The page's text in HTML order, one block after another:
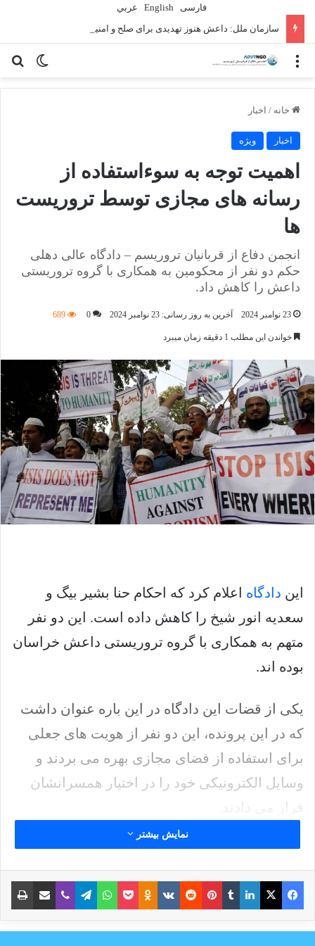
فارسی English
عربي
سازمان ملل: داعش هنوز تهدیدی برای صلح و امنیت بین‌المللی است
تغییر منو
خانه / اخبار
اخبار ویژه
اهمیت توجه به سوءاستفاده از
رسانه های مجازی توسط تروریست
ها
انجمن دفاع از قربانیان تروریسم – دادگاه عالی دهلی
حکم دو نفر از محکومین به همکاری با گروه تروریستی
داعش را کاهش داد.
23 نوامبر 2024 آخرین به روز رسانی: 23 نوامبر 2024 0
689
خواندن این مطلب 1 دقیقه زمان میبرد
این دادگاه اعلام کرد که احکام حنا بشیر بیگ و
سعدیه انور شیخ را کاهش داده است. این دو نفر
متهم به همکاری با گروه تروریستی داعش خراسان
بوده اند.
یکی از قضات این دادگاه در این باره عنوان داشت
که در این پرونده، این دو نفر از هویت های جعلی
برای استفاده از فضای مجازی بهره می بردند و
وسایل الکترونیکی خود را در اختیار همسرانشان
قرار می دادند.
در بیانیه دادگاه عالی دهلی در این خصوص آمده
است که گسترش جرایم از طریق اینترنت و فضای
مجازی نباید نادیده گرفته شود و سوءاستفاده
نمایش بیشتر
فیس بوک X لینکدین‫تامبلر‫پین‌ترست
‫رددیت‫VKontakte
‫Odnoklassniki
پاکتواتس آپ تلگراموایبر اشتراک گذاری از طریق ایمیل